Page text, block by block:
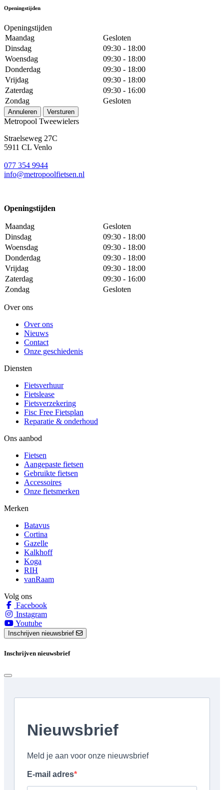
Openingstijden
Openingstijden
Maandag
Gesloten
Dinsdag
09:30 - 18:00
Woensdag
09:30 - 18:00
Donderdag
09:30 - 18:00
Vrijdag
09:30 - 18:00
Zaterdag
09:30 - 16:00
Zondag
Gesloten
Annuleren Versturen
Metropool Tweewielers
Straelseweg 27C
5911 CL Venlo
077 354 9944
info@metropoolfietsen.nl
Openingstijden
Maandag
Gesloten
Dinsdag
09:30 - 18:00
Woensdag
09:30 - 18:00
Donderdag
09:30 - 18:00
Vrijdag
09:30 - 18:00
Zaterdag
09:30 - 16:00
Zondag
Gesloten
Over ons
Over ons
Nieuws
Contact
Onze geschiedenis
Diensten
Fietsverhuur
Fietslease
Fietsverzekering
Fisc Free Fietsplan
Reparatie & onderhoud
Ons aanbod
Fietsen
Aangepaste fietsen
Gebruikte fietsen
Accessoires
Onze fietsmerken
Merken
Batavus
Cortina
Gazelle
Kalkhoff
Koga
RIH
vanRaam
Volg ons
Facebook
Instagram
Youtube
Inschrijven nieuwsbrief
Inschrijven nieuwsbrief